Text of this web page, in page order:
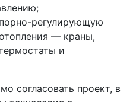
регулирующую
— краны,
и
согласовать проект, в